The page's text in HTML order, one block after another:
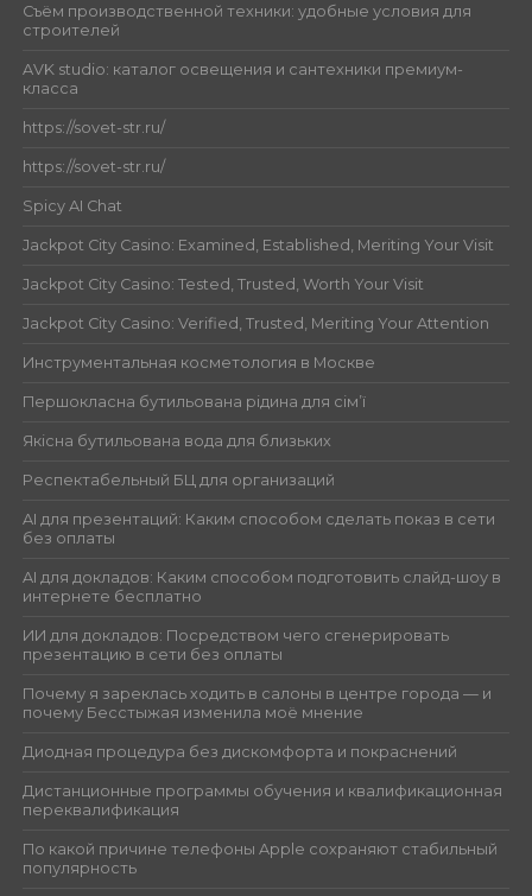
Съём производственной техники: удобные условия для
строителей
AVK studio: каталог освещения и сантехники премиум-
класса
https://sovet-str.ru/
https://sovet-str.ru/
Spicy AI Chat
Jackpot City Casino: Examined, Established, Meriting Your Visit
Jackpot City Casino: Tested, Trusted, Worth Your Visit
Jackpot City Casino: Verified, Trusted, Meriting Your Attention
Инструментальная косметология в Москве
Першокласна бутильована рідина для сім’ї
Якісна бутильована вода для близьких
Респектабельный БЦ для организаций
AI для презентаций: Каким способом сделать показ в сети
без оплаты
AI для докладов: Каким способом подготовить слайд-шоу в
интернете бесплатно
ИИ для докладов: Посредством чего сгенерировать
презентацию в сети без оплаты
Почему я зареклась ходить в салоны в центре города — и
почему Бесстыжая изменила моё мнение
Диодная процедура без дискомфорта и покраснений
Дистанционные программы обучения и квалификационная
переквалификация
По какой причине телефоны Apple сохраняют стабильный
популярность